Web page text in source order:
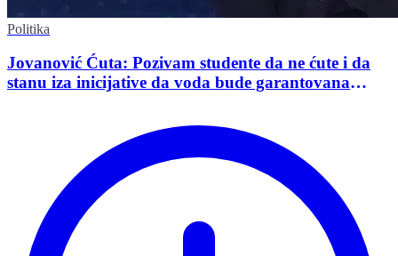
Politika
Jovanović Ćuta: Pozivam studente da ne ćute i da
stanu iza inicijative da voda bude garantovana